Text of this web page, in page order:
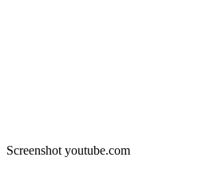
Screenshot youtube.com